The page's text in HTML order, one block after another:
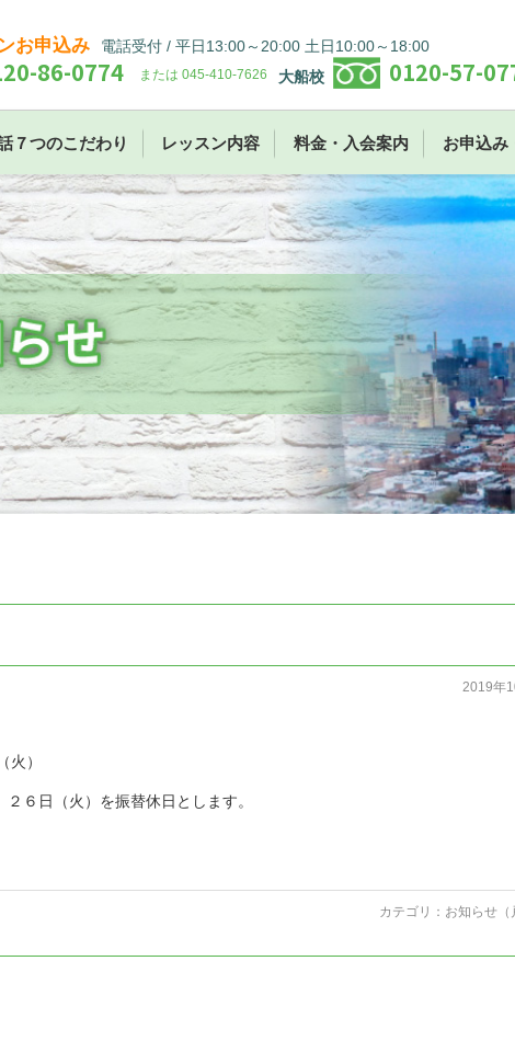
お申込み
電話受付 / 平日13:00～20:00 土日10:00～18:00
86-0774 または 045-410-7626 大船校 0120-57-
７つのこだわり レッスン内容 料金・入会案内 お申込み
2019年
火）
６日（火）を振替休日とします。
カテゴリ： お知らせ（